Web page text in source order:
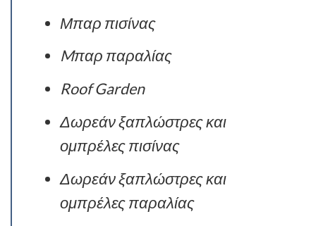
Μπαρ πισίνας
Mπαρ παραλίας
Roof Garden
Δωρεάν ξαπλώστρες και
ομπρέλες πισίνας
Δωρεάν ξαπλώστρες και
ομπρέλες παραλίας